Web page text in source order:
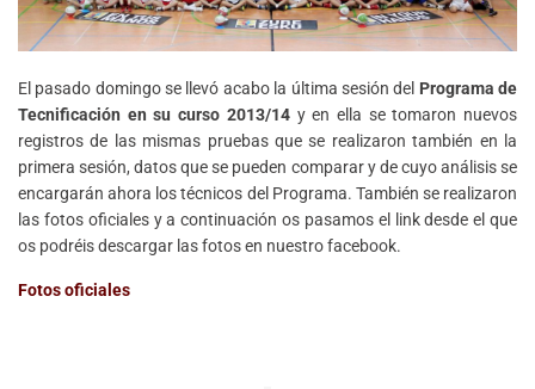
El pasado domingo se llevó acabo la última sesión del Programa de
Tecnificación en su curso 2013/14y en ella se tomaron nuevos
registros de las mismas pruebas que se realizaron también en la
primera sesión, datos que se pueden comparar y de cuyo análisis se
encargarán ahora los técnicos del Programa. También se realizaron
las fotos oficiales y a continuación os pasamos el link desde el que
os podréis descargar las fotos en nuestro facebook.
Fotos oficiales